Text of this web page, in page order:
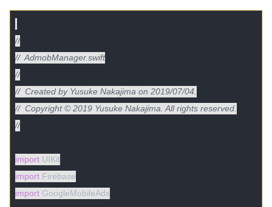
//
//  AdmobManager.swift
//
//  Created by Yusuke Nakajima on 2019/07/04.
//  Copyright © 2019 Yusuke Nakajima. All rights reserved.
//
import
import
import GoogleMobileAds